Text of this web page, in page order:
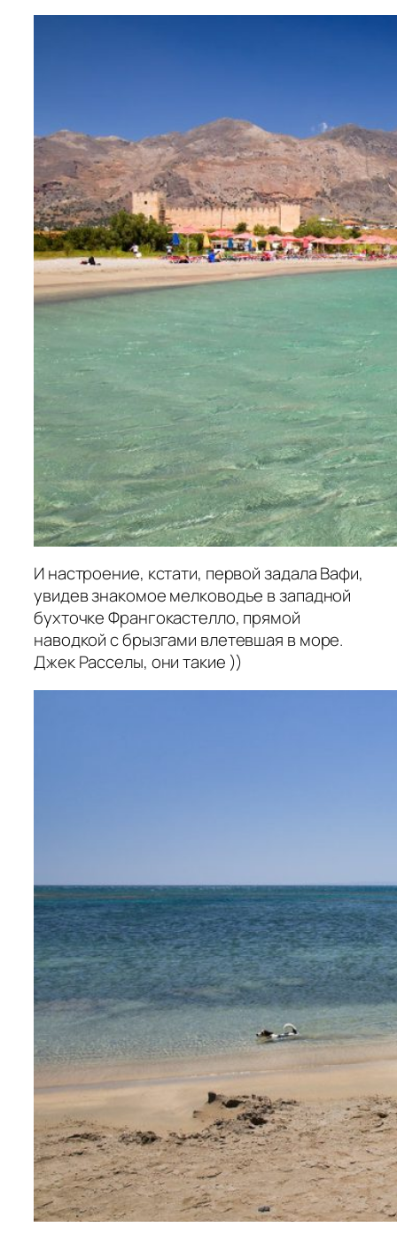
И настроение, кстати, первой задала Вафи,
увидев знакомое мелководье в западной
бухточке Франгокастелло, прямой
наводкой с брызгами влетевшая в море.
Джек Расселы, они такие ))